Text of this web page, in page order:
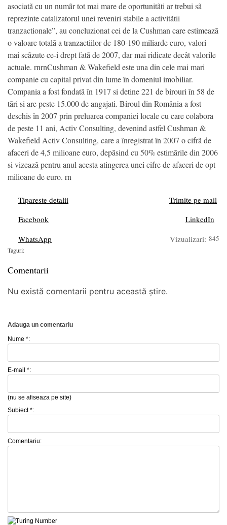
asociatã cu un numãr tot mai mare de oportunitãti ar trebui sã
reprezinte catalizatorul unei reveniri stabile a activitãtii
tranzactionale”, au concluzionat cei de la Cushman care estimeazã
o valoare totalã a tranzactiilor de 180-190 miliarde euro, valori
mai scãzute ce-i drept fatã de 2007, dar mai ridicate decât valorile
actuale. rnrnCushman & Wakefield este una din cele mai mari
companie cu capital privat din lume în domeniul imobiliar.
Compania a fost fondatã în 1917 si detine 221 de birouri în 58 de
tãri si are peste 15.000 de angajati. Biroul din România a fost
deschis în 2007 prin preluarea companiei locale cu care colabora
de peste 11 ani, Activ Consulting, devenind astfel Cushman &
Wakefield Activ Consulting, care a înregistrat în 2007 o cifrã de
afaceri de 4,5 milioane euro, depãsind cu 50% estimãrile din 2006
si vizeazã pentru anul acesta atingerea unei cifre de afaceri de opt
milioane de euro. rn
Tipareste detalii
Trimite pe mail
Facebook
LinkedIn
WhatsApp
Vizualizari: 845
Taguri:
Comentarii
Nu există comentarii pentru această știre.
Adauga un comentariu
Nume *:
E-mail *:
(nu se afiseaza pe site)
Subiect *:
Comentariu: